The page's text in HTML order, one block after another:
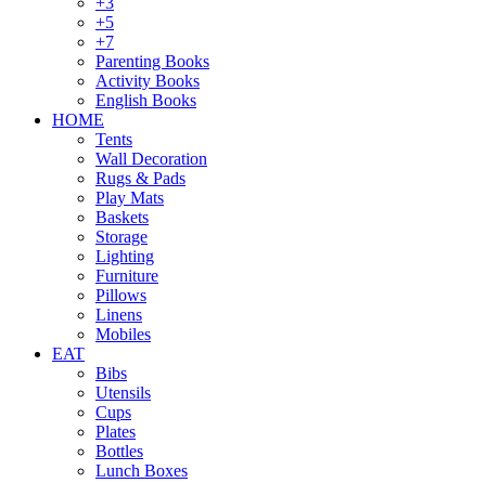
+5
+7
Parenting Books
Activity Books
English Books
HOME
Tents
Wall Decoration
Rugs & Pads
Play Mats
Baskets
Storage
Lighting
Furniture
Pillows
Linens
Mobiles
EAT
Bibs
Utensils
Cups
Plates
Bottles
Lunch Boxes